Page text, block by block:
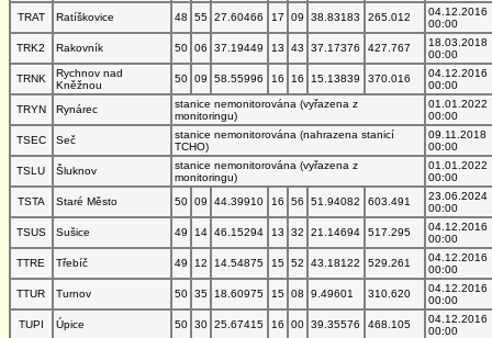
TRAT
Ratíškovice 48 55 27.60466 17 09 38.83183 265.012
04.12.2016
00:00
TRK2
Rakovník 50 06 37.19449 13 43 37.17376 427.767
18.03.2018
00:00
TRNK
Rychnov nad
Kněžnou
50 09 58.55996 16 16 15.13839 370.016
04.12.2016
00:00
TRYN
Rynárec
stanice nemonitorována (vyřazena z
monitoringu)
01.01.2022
00:00
TSEC
Seč
stanice nemonitorována (nahrazena stanicí
TCHO)
09.11.2018
00:00
TSLU
Šluknov
stanice nemonitorována (vyřazena z
monitoringu)
01.01.2022
00:00
TSTA
Staré Město 50 09 44.39910 16 56 51.94082 603.491
23.06.2024
00:00
TSUS
Sušice 49 14 46.15294 13 32 21.14694 517.295
04.12.2016
00:00
TTRE
Třebíč 49 12 14.54875 15 52 43.18122 529.261
04.12.2016
00:00
TTUR
Turnov 50 35 18.60975 15 08 9.49601 310.620
04.12.2016
00:00
TUPI
Úpice 50 30 25.67415 16 00 39.35576 468.105
04.12.2016
00:00